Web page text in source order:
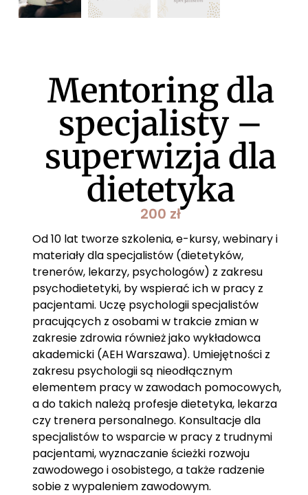
Mentoring dla
specjalisty –
superwizja dla
dietetyka
200 zł
Od 10 lat tworze szkolenia, e-kursy, webinary i
materiały dla specjalistów (dietetyków,
trenerów, lekarzy, psychologów) z zakresu
psychodietetyki, by wspierać ich w pracy z
pacjentami. Uczę psychologii specjalistów
pracujących z osobami w trakcie zmian w
zakresie zdrowia również jako wykładowca
akademicki (AEH Warszawa). Umiejętności z
zakresu psychologii są nieodłącznym
elementem pracy w zawodach pomocowych,
a do takich należą profesje dietetyka, lekarza
czy trenera personalnego. Konsultacje dla
specjalistów to wsparcie w pracy z trudnymi
pacjentami, wyznaczanie ścieżki rozwoju
zawodowego i osobistego, a także radzenie
sobie z wypaleniem zawodowym.